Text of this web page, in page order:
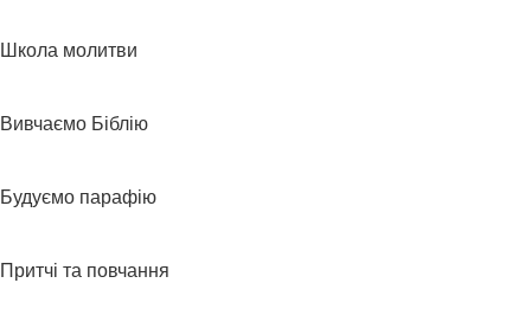
Школа молитви
Вивчаємо Біблію
Будуємо парафію
Притчі та повчання